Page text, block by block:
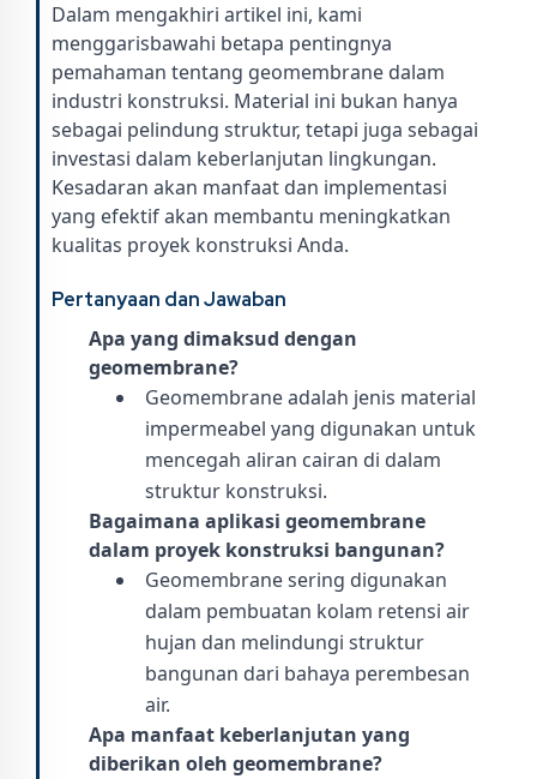
Dalam mengakhiri artikel ini, kami
menggarisbawahi betapa pentingnya
pemahaman tentang geomembrane dalam
industri konstruksi. Material ini bukan hanya
sebagai pelindung struktur, tetapi juga sebagai
investasi dalam keberlanjutan lingkungan.
Kesadaran akan manfaat dan implementasi
yang efektif akan membantu meningkatkan
kualitas proyek konstruksi Anda.
Pertanyaan dan Jawaban
Apa yang dimaksud dengan
geomembrane?
Geomembrane adalah jenis material
impermeabel yang digunakan untuk
mencegah aliran cairan di dalam
struktur konstruksi.
Bagaimana aplikasi geomembrane
dalam proyek konstruksi bangunan?
Geomembrane sering digunakan
dalam pembuatan kolam retensi air
hujan dan melindungi struktur
bangunan dari bahaya perembesan
air.
Apa manfaat keberlanjutan yang
diberikan oleh geomembrane?